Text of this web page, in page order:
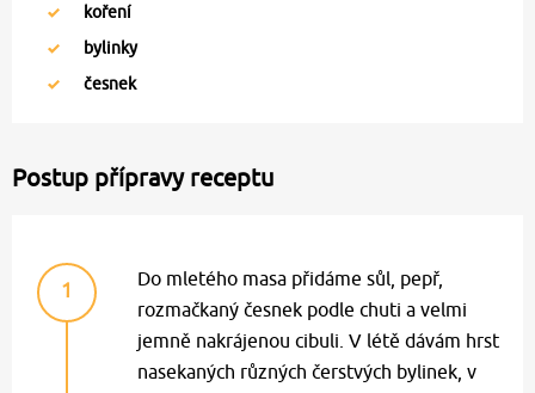
koření
bylinky
česnek
Postup přípravy receptu
1
Do mletého masa přidáme sůl, pepř,
rozmačkaný česnek podle chuti a velmi
jemně nakrájenou cibuli. V létě dávám hrst
nasekaných různých čerstvých bylinek, v